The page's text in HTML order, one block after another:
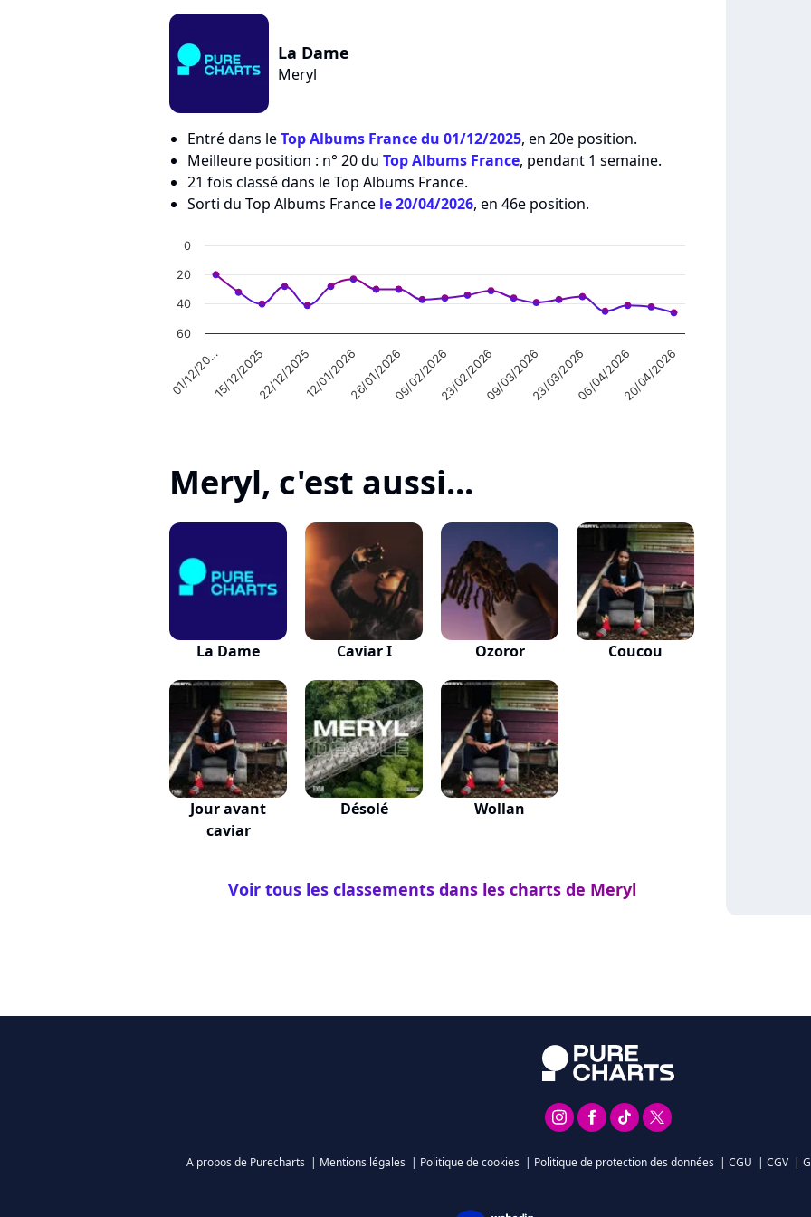
La Dame
Meryl
Entré dans leTop Albums France du 01/12/2025, en 20e position.
Meilleure position : n° 20 du Top Albums France, pendant 1 semaine.
21 fois classé dans le Top Albums France.
Sorti du Top Albums France le 20/04/2026, en 46e position.
01/12/20…15/12/202522/12/202512/01/202626/01/202609/02/202623/02/202609/03/202623/03/202606/04/202620/04/2026
20
40
0
60
Highcharts.com
Meryl, c'est aussi...
La Dame Caviar I Ozoror Coucou
Jour avant
caviar
Désolé Wollan
Voir tous les classements dans les charts de Meryl
A propos de Purecharts | Mentions légales | Politique de cookies | Politique de protection des données | CGU | CGV |